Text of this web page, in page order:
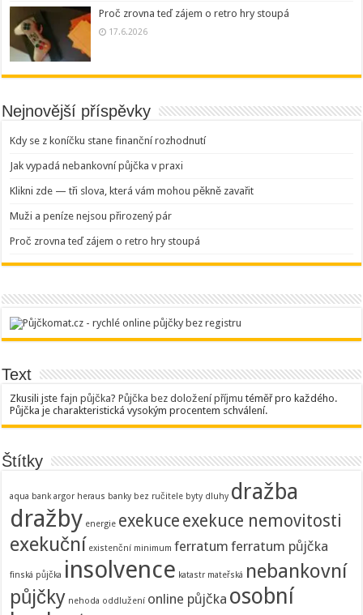
Proč zrovna teď zájem o retro hry stoupá
17.6.2026
Nejnovější příspěvky
Kdy se z koníčku stane finanční rozhodnutí
Jak vypadá nebankovní půjčka v praxi
Klikni zde — tři slova, která vám mohou pěkně zavařit
Muži a peníze nejsou přirozený pár
Proč zrovna teď zájem o retro hry stoupá
Text
Zkusili jstefajn půjčka?Půjčka bez doložení příjmu téměř pro každého.
Půjčka je charakteristická vysokým procentem schválení.
Štítky
aqua bank argor heraus banky bez ručitele byty dluhy dražba
dražby energie exekuce exekuce nemovitosti
exekuční existenční minimum ferratum ferratum půjčka
finská půjčka insolvence katastr mateřská nebankovní
půjčky nehoda oddlužení online půjčka osobní